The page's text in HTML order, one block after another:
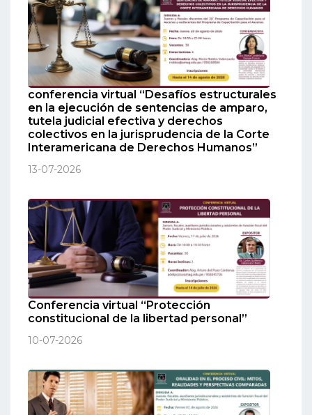
conferencia virtual “Desafíos estructurales
en la ejecución de sentencias de amparo,
tutela judicial efectiva y derechos
colectivos en la jurisprudencia de la Corte
Interamericana de Derechos Humanos”
13-07-2026
Conferencia virtual “Protección
constitucional de la libertad personal”
10-07-2026